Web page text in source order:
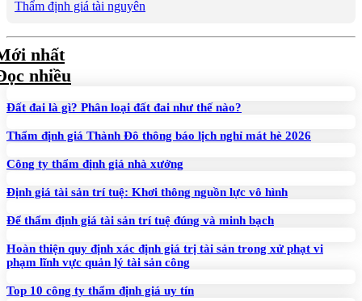
Thẩm định giá tài nguyên
nhất
nhiều
Đất đai là gì? Phân loại đất đai như thế nào?
Thẩm định giá Thành Đô thông báo lịch nghỉ mát hè 2026
Công ty thẩm định giá nhà xưởng
Định giá tài sản trí tuệ: Khơi thông nguồn lực vô hình
Để thẩm định giá tài sản trí tuệ đúng và minh bạch
Hoàn thiện quy định xác định giá trị tài sản trong xử phạt vi
phạm lĩnh vực quản lý tài sản công
Top 10 công ty thẩm định giá uy tín